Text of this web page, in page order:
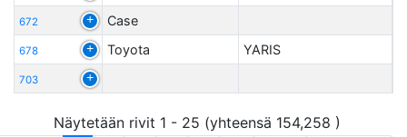
672 Case
678 Toyota YARIS
703
Näytetään rivit 1 - 25 (yhteensä 154,258 )